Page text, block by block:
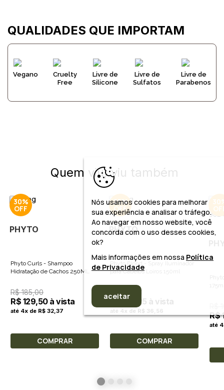
QUALIDADES QUE IMPORTAM
Vegano
Cruelty
Free
Livre de
Silicone
Livre de
Sulfatos
Livre de
Parabenos
Quem viu, viu também
30%
PHYTO
Phyto Curls - Shampoo
Hidratação de Cachos 250ML
R$ 185,00
R$ 129,50 à vista
até 4x de R$ 32,37
COMPRAR
25%
PHYTO
Phyto Blond - Spray Iluminador
para Cabelos Loiros 150ml
R$ 195,00
R$ 146,25 à vista
até 4x de R$ 36,56
COMPRAR
R$
até
Nós usamos cookies para melhorar
sua experiência e analisar o tráfego.
Ao navegar em nosso website, você
concorda com o uso desses cookies,
ok?
Mais informações em nossa Política
de Privacidade
aceitar